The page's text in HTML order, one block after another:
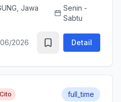
selama, dan
3....
Jawa
Senin -
Sabtu
2026 Detail
Cito full_time